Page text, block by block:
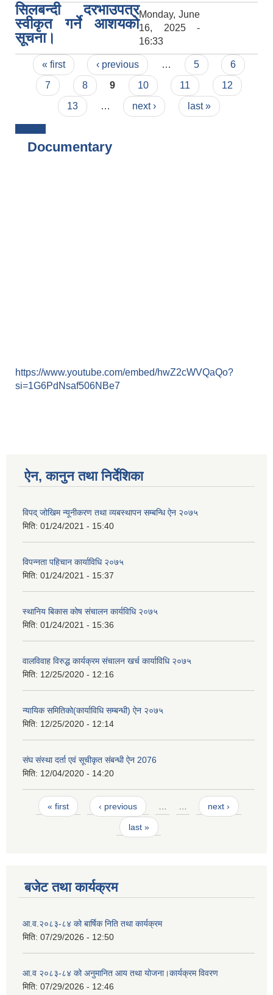
सिलबन्दी दरभाउपत्र
स्वीकृत गर्ने आशयको
सूचना।
Monday, June
16, 2025 -
16:33
Pages
« first ‹ previous … 5
6
7
8 9 10 11
12
13
… next › last »
Documentary
https://www.youtube.com/embed/hwZ2cWVQaQo?
si=1G6PdNsaf506NBe7
ऐन, कानुन तथा निर्देशिका
विपद् जोखिम न्यूनीकरण तथा व्यबस्थापन सम्बन्धि ऐन २०७५
मिति: 01/24/2021 - 15:40
विपन्नता पहिचान कार्याविधि २०७५
मिति: 01/24/2021 - 15:37
स्थानिय बिकास कोष संचालन कार्यविधि २०७५
मिति: 01/24/2021 - 15:36
वालविवाह विरुद्ध कार्यक्रम संचालन खर्च कार्याविधि २०७५
मिति: 12/25/2020 - 12:16
न्यायिक समितिको(कार्याविधि सम्बन्धी) ऐन २०७५
मिति: 12/25/2020 - 12:14
संघ संस्था दर्ता एवं सूचीकृत संबन्धी ऐन 2076
मिति: 12/04/2020 - 14:20
Pages
« first ‹ previous … … next ›
last »
बजेट तथा कार्यक्रम
आ.व.२०८३-८४ को बार्षिक निति तथा कार्यक्रम
मिति: 07/29/2026 - 12:50
आ.व २०८३-८४ को अनुमानित आय तथा योजना।कार्यक्रम विवरण
मिति: 07/29/2026 - 12:46